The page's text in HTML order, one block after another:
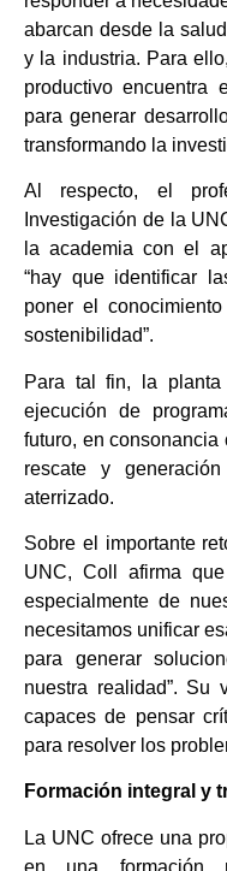
abarcan desde la
y la industria. Para
productivo encuentra
para generar
transformando la
Al respecto, el
Investigación de la
la academia con el
“hay que identificar
poner el
sostenibilidad”.
Para tal fin, la
ejecución de
futuro, en consonancia
rescate y
aterrizado.
​Sobre el importante
UNC, Coll afirma
especialmente de
necesitamos unificar
para generar
nuestra realidad”. Su
capaces de pensar
para resolver los
Formación integral y
La UNC ofrece una
en una formación